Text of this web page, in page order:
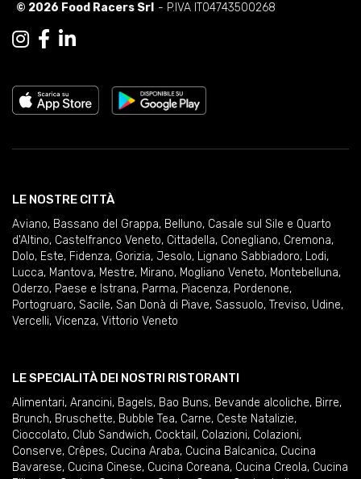
© 2026 Food Racers Srl - P.IVA IT04743500268
LE NOSTRE CITTÀ
Aviano, Bassano del Grappa, Belluno, Casale sul Sile e Quarto
d'Altino, Castelfranco Veneto, Cittadella, Conegliano, Cremona,
Dolo, Este, Fidenza, Gorizia, Jesolo, Lignano Sabbiadoro, Lodi,
Lucca, Mantova, Mestre, Mirano, Mogliano Veneto, Montebelluna,
Oderzo, Paese e Istrana, Parma, Piacenza, Pordenone,
Portogruaro, Sacile, San Donà di Piave, Sassuolo, Treviso, Udine,
Vercelli, Vicenza, Vittorio Veneto
LE SPECIALITÀ DEI NOSTRI RISTORANTI
Alimentari, Arancini, Bagels, Bao Buns, Bevande alcoliche, Birre,
Brunch, Bruschette, Bubble Tea, Carne, Ceste Natalizie,
Cioccolato, Club Sandwich, Cocktail , Colazioni, Colazioni,
Conserve, Crêpes, Cucina Araba, Cucina Balcanica, Cucina
Bavarese, Cucina Cinese, Cucina Coreana, Cucina Creola, Cucina